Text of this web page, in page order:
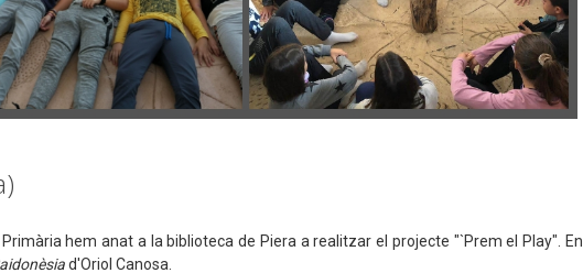
hem anat a la biblioteca de Piera a realitzar el projecte "`Prem el Play". En
d'Oriol Canosa.